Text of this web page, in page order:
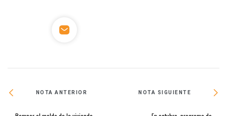
NOTA ANTERIOR NOTA SIGUIENTE